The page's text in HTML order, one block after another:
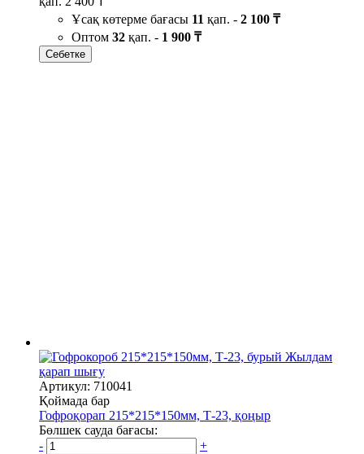
Ұсақ көтерме бағасы 11 қап. - 2 100 ₸
Оптом 32 қап. - 1 900 ₸
Себетке
Жылдам
қарап шығу
Артикул: 710041
Қоймада бар
Гофроқорап 215*215*150мм, Т-23, қоңыр
Бөлшек сауда бағасы:
-
+